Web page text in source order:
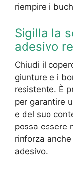
riempire i
Sigilla la
adesivo
Chiudi il
giunture e i
resistente. È
per garantire
e del suo
possa essere
rinforza
adesivo.